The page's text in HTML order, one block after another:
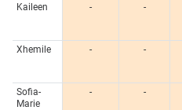
Kaileen
- -
Xhemile
- -
Sofia-
Marie
- -